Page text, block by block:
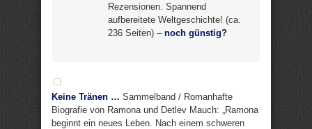
Rezensionen. Spannend
aufbereitete Weltgeschichte! (ca.
236 Seiten) – noch günstig?
Keine Tränen … Sammelband / Romanhafte
Biografie von Ramona und Detlev Mauch: „Ramona
beginnt ein neues Leben. Nach einem schweren